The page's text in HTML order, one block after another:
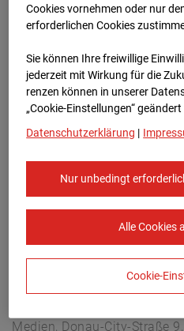
Zur
Europe/Amsterdam
Medien, Donau-City-Straße
Cookies vornehmen oder nur
erforderlichen Cookies
Sie können Ihre freiwillige
jederzeit mit Wirkung für die
renzen können in unserer
„Cookie-Einstellungen“
Datenschutzerklärung |
Nur unbedingt
Alle Cookies
Cookie-